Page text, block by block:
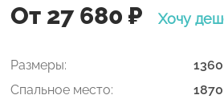
От 27 680 ₽ Хочу
Размеры:
Спальное место: